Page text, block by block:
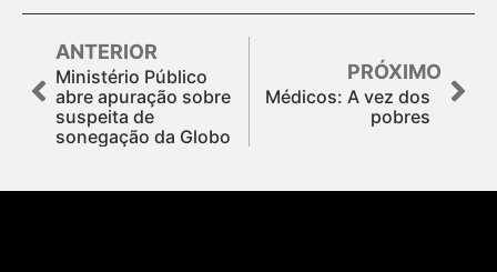
ANTERIOR
Ministério Público
abre apuração sobre
suspeita de
sonegação da Globo
PRÓXIMO
Médicos: A vez dos
pobres